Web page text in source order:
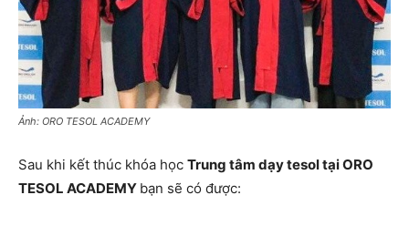
Ảnh: ORO TESOL ACADEMY
Sau khi kết thúc khóa học Trung tâm dạy tesol tại ORO
TESOL ACADEMY bạn sẽ có được: